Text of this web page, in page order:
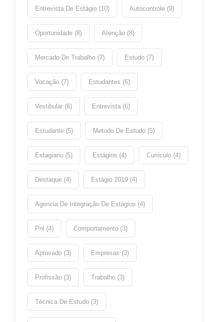
Entrevista De Estágio (10) Autocontrole (9)
Oportunidade (8) Atenção (8)
Mercado De Trabalho (7) Estudo (7)
Vocação (7) Estudantes (6)
Vestibular (6) Entrevista (6)
Estudante (5) Metodo De Estudo (5)
Estagiario (5) Estágios (4) Curriculo (4)
Destaque (4) Estágio 2019 (4)
Agencia De Integração De Estágios (4)
Pnl (4) Comportamento (3)
Aprovado (3) Empresas (3)
Profissão (3) Trabalho (3)
Técnica De Estudo (3)